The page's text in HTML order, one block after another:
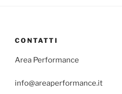
CONTATTI
Area Performance
info@areaperformance.it